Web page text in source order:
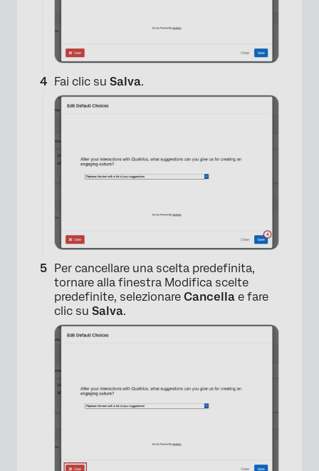
×
Fai clic su Salva.
Per cancellare una scelta predefinita,
tornare alla finestra Modifica scelte
predefinite, selezionare Cancella e fare
clic su Salva.